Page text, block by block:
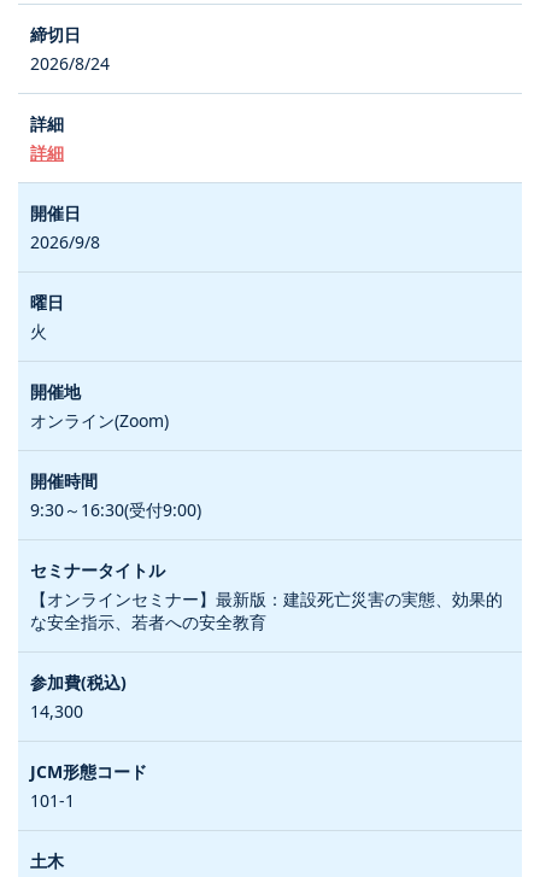
2026/8/24
詳細
2026/9/8
火
オンライン(Zoom)
9:30～16:30(受付9:00)
【オンラインセミナー】最新版：建設死亡災害の実態、効果的
な安全指示、若者への安全教育
14,300
101-1